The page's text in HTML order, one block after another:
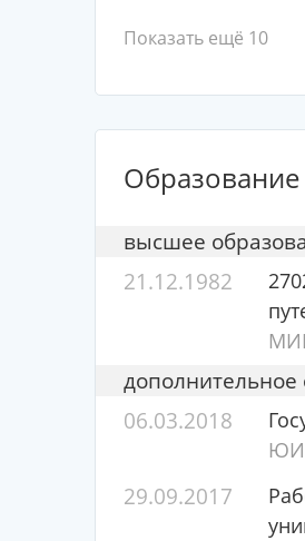
Показать ещё 10
Образование
высшее
21.12.1982
дополнительное
06.03.2018
ЮИ
29.09.2017